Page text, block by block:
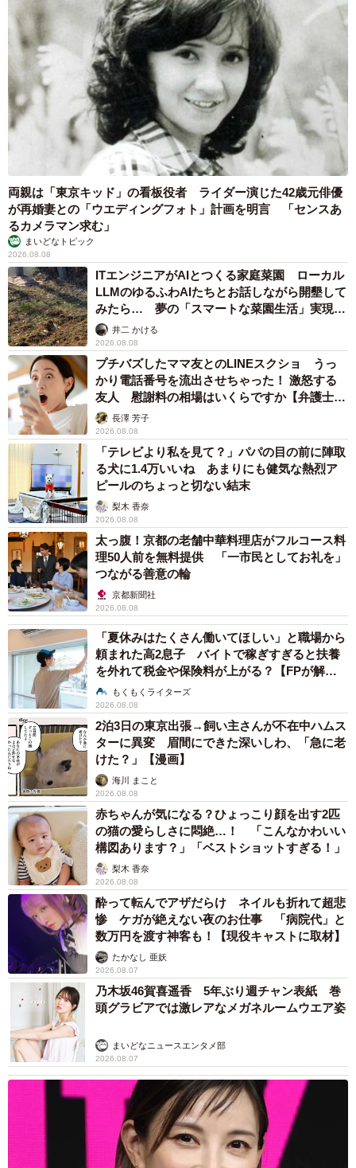
両親は「東京キッド」の看板役者 ライダー演じた42歳元俳優
が再婚妻との「ウエディングフォト」計画を明言 「センスあ
るカメラマン求む」
まいどなトピック
2026.08.08
ITエンジニアがAIとつくる家庭菜園 ローカル
LLMのゆるふわAIたちとお話しながら開墾して
みたら… 夢の「スマートな菜園生活」実現な
るか井二 かける
2026.08.08
プチバズしたママ友とのLINEスクショ うっ
かり電話番号を流出させちゃった！ 激怒する
友人 慰謝料の相場はいくらですか【弁護士が
解説】長澤 芳子
2026.08.08
「テレビより私を見て？」パパの目の前に陣取
る犬に1.4万いいね あまりにも健気な熱烈ア
ピールのちょっと切ない結末
梨木 香奈
2026.08.08
太っ腹！京都の老舗中華料理店がフルコース料
理50人前を無料提供 「一市民としてお礼を」
つながる善意の輪
京都新聞社
2026.08.08
「夏休みはたくさん働いてほしい」と職場から
頼まれた高2息子 バイトで稼ぎすぎると扶養
を外れて税金や保険料が上がる？【FPが解
説】もくもくライターズ
2026.08.08
2泊3日の東京出張→飼い主さんが不在中ハムス
ターに異変 眉間にできた深いしわ、「急に老
けた？」【漫画】
海川 まこと
2026.08.08
赤ちゃんが気になる？ひょっこり顔を出す2匹
の猫の愛らしさに悶絶…！ 「こんなかわいい
構図あります？」「ベストショットすぎる！」
梨木 香奈
2026.08.08
酔って転んでアザだらけ ネイルも折れて超悲
惨 ケガが絶えない夜のお仕事 「病院代」と
数万円を渡す神客も！【現役キャストに取材】
たかなし 亜妖
2026.08.07
乃木坂46賀喜遥香 5年ぶり週チャン表紙 巻
頭グラビアでは激レアなメガネルームウエア姿
まいどなニュースエンタメ部
2026.08.07